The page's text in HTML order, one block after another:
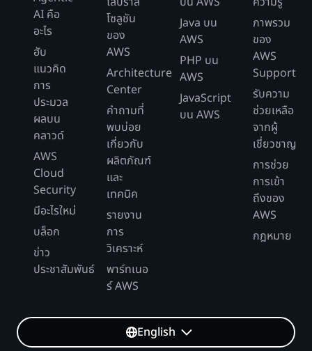
AI คือ
อะไร
ฮับ
แนวคิด
การ
ประมวล
ผลบน
คลาวด์
AWS
Cloud
Security
มีอะไรใหม่
บล็อก
ข่าว
ประชาสัมพันธ์
โซลูชัน
ของ
AWS
Architecture
Center
คำถามที่
พบบ่อย
เกี่ยวกับ
ผลิตภัณฑ์
และ
เทคนิค
รายงาน
การ
วิเคราะห์
พาร์ทเนอ
ร์ AWS
Java บน
AWS
PHP บน
AWS
JavaScript
บน AWS
ภาพรวม
ของ
AWS
Support
รับความ
ช่วยเหลือ
จากผู้
เชี่ยวชาญ
การช่วย
การเข้า
ถึงของ
AWS
กฎหมาย
English